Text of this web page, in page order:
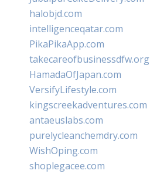
halobjd.com
intelligenceqatar.com
PikaPikaApp.com
takecareofbusinessdfw.org
HamadaOfJapan.com
VersifyLifestyle.com
kingscreekadventures.com
antaeuslabs.com
purelycleanchemdry.com
WishOping.com
shoplegacee.com